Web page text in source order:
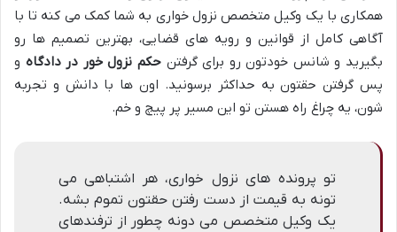
همکاری با یک وکیل متخصص نزول خواری به شما کمک می کنه تا با
آگاهی کامل از قوانین و رویه های قضایی، بهترین تصمیم ها رو
بگیرید و شانس خودتون رو برای گرفتنحکم نزول خور در دادگاه و
پس گرفتن حقتون به حداکثر برسونید. اون ها با دانش و تجربه
شون، یه چراغ راه هستن تو این مسیر پر پیچ و خم.
تو پرونده های نزول خواری، هر اشتباهی می
تونه به قیمت از دست رفتن حقتون تموم بشه.
یک وکیل متخصص می دونه چطور از ترفندهای